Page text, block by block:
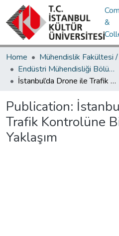
&
Home
Endüstri Mühendisliği Bölümü / Department of Industrial Engineering
İstanbul’da Drone ile Trafik Kontrolüne Bir Matematiksel Yaklaşım
Publication:
Trafik Kontrolüne
Yaklaşım